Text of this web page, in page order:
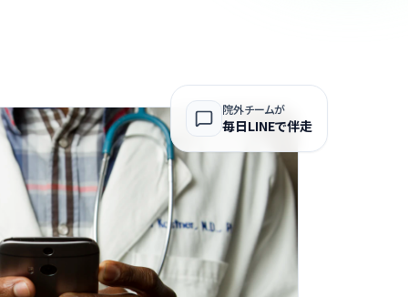
院外チームが
毎日LINEで伴走